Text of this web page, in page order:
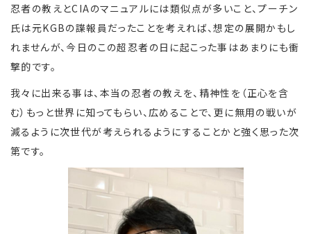
忍者の教えとCIAのマニュアルには類似点が多いこと、プーチン
氏は元KGBの諜報員だったことを考えれば、想定の展開かもし
れませんが、今日のこの超忍者の日に起こった事はあまりにも衝
撃的です。
我々に出来る事は、本当の忍者の教えを、精神性を（正心を含
む）もっと世界に知ってもらい、広めることで、更に無用の戦いが
減るように次世代が考えられるようにすることかと強く思った次
第です。